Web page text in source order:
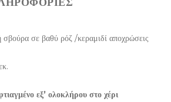
σβούρα σε βαθύ ρόζ /κεραμιδί αποχρώσεις
εξ’ ολοκλήρου στο χέρι